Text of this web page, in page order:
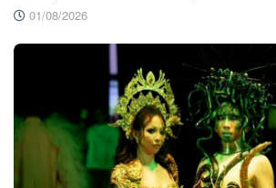
01/08/2026